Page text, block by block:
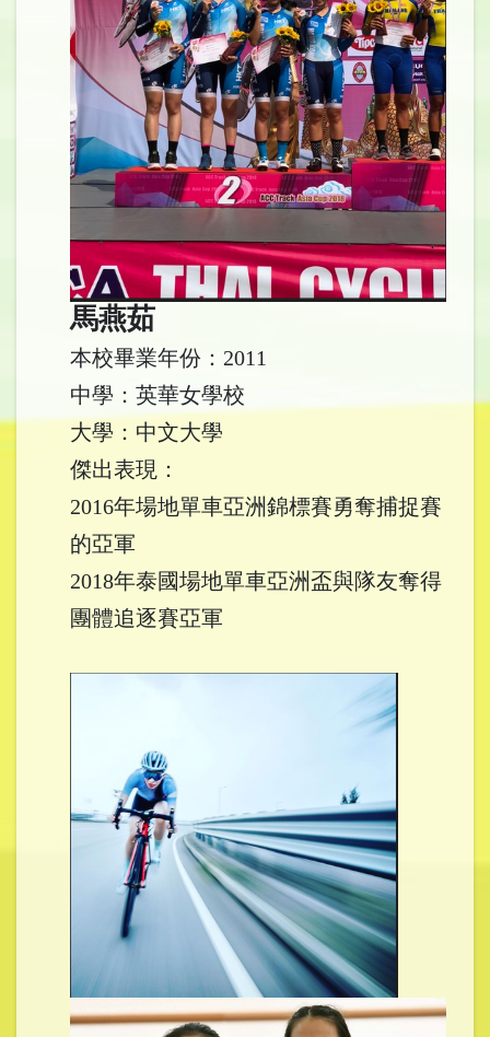
馬燕茹
本校畢業年份：2011
中學：英華女學校
大學：中文大學
傑出表現：
2016年場地單車亞洲錦標賽勇奪捕捉賽
的亞軍
2018年泰國場地單車亞洲盃與隊友奪得
團體追逐賽亞軍